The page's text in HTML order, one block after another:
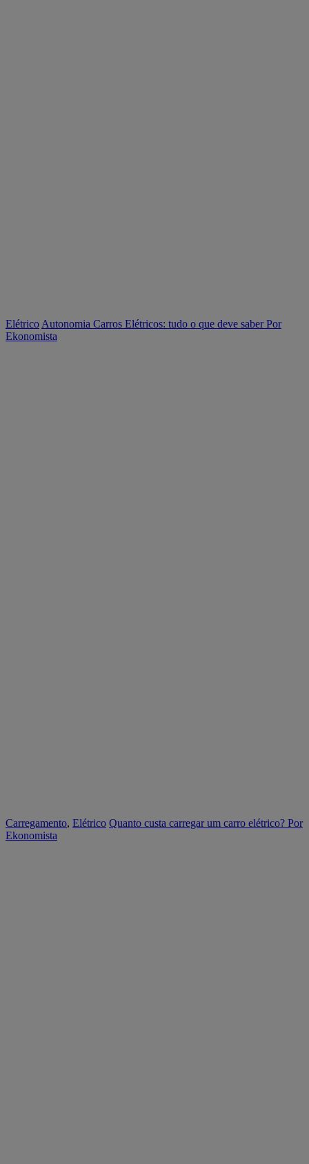
Elétrico Autonomia Carros Elétricos: tudo o que deve saberPor
Ekonomista
Carregamento, Elétrico Quanto custa carregar um carro elétrico? Por
Ekonomista